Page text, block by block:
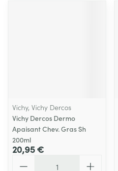
Vichy, Vichy Dercos
Vichy Dercos Dermo
Apaisant Chev. Gras Sh
200ml
20,95 €